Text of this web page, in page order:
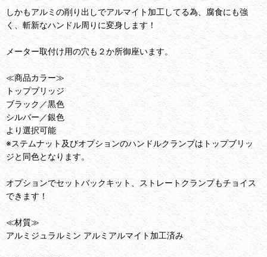
しかもアルミの削り出しでアルマイト加工してる為、腐食にも強
く、斬新なハンドル周りに変身します！
メーター取付け用の穴も２か所御座います。
≪商品カラー≫
トップブリッジ
ブラック／黒色
シルバー／銀色
より選択可能
※ステムナット及びオプションのハンドルクランプはトップブリッ
ジと同色となります。
オプションでセットバックキット、ストレートクランプもチョイス
できます！
≪材質≫
アルミジュラルミン アルミアルマイト加工済み